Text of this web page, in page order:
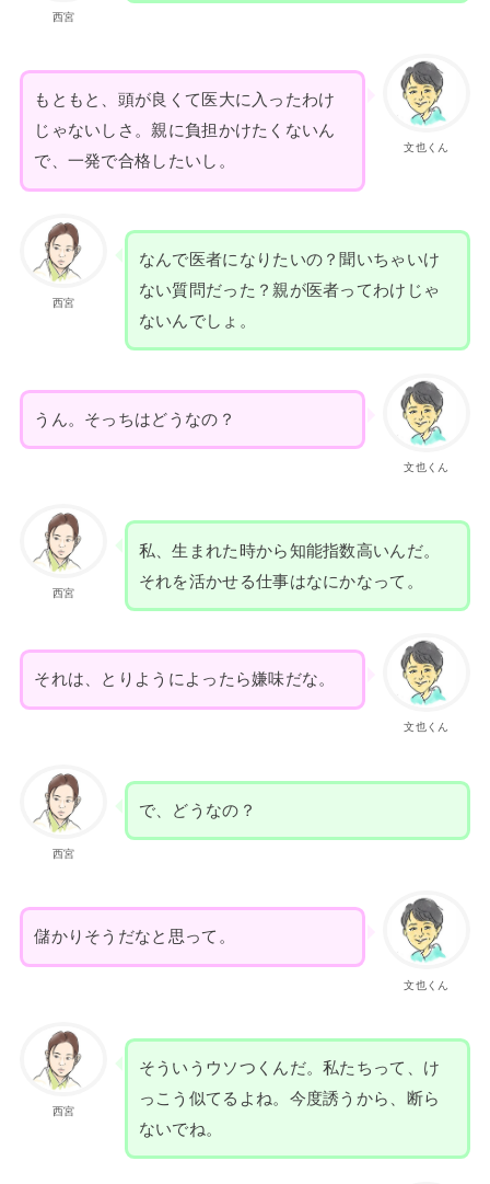
西宮
文也くん
もともと、頭が良くて医大に入ったわけ
じゃないしさ。親に負担かけたくないん
で、一発で合格したいし。
西宮
なんで医者になりたいの？聞いちゃいけ
ない質問だった？親が医者ってわけじゃ
ないんでしょ。
文也くん
うん。そっちはどうなの？
西宮
私、生まれた時から知能指数高いんだ。
それを活かせる仕事はなにかなって。
文也くん
それは、とりようによったら嫌味だな。
西宮
で、どうなの？
文也くん
儲かりそうだなと思って。
西宮
そういうウソつくんだ。私たちって、け
っこう似てるよね。今度誘うから、断ら
ないでね。